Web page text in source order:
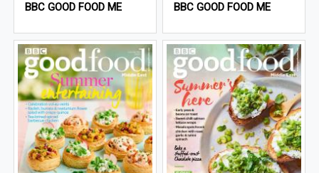
BBC GOOD FOOD ME BBC GOOD FOOD ME